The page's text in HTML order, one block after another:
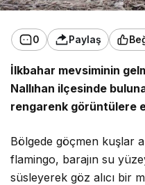
0 Paylaş
İlkbahar mevsiminin
Nallıhan ilçesinde
rengarenk görüntülere
Bölgede göçmen kuşlar
flamingo, barajın su
süsleyerek göz alıcı bir